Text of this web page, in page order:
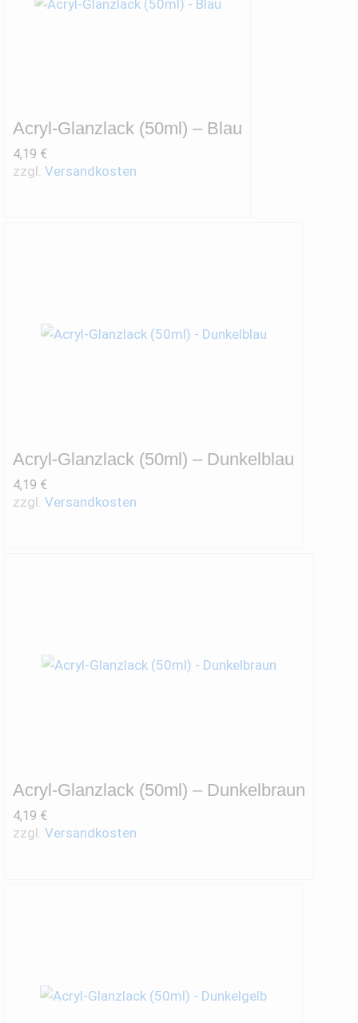
Acryl-Glanzlack (50ml) – Blau
4,19 €
zzgl. Versandkosten
Acryl-Glanzlack (50ml) – Dunkelblau
4,19 €
zzgl. Versandkosten
Acryl-Glanzlack (50ml) – Dunkelbraun
4,19 €
zzgl. Versandkosten